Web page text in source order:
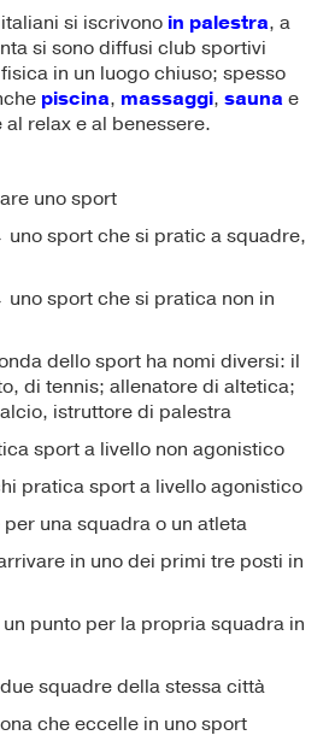
si iscrivono in palestra, a
si sono diffusi club sportivi
in un luogo chiuso; spesso
piscina, massaggi, saunae
relax e al benessere.
uno sport
uno sport che si pratic a squadre,
uno sport che si pratica non in
dello sport ha nomi diversi: il
di tennis; allenatore di altetica;
istruttore di palestra
sport a livello non agonistico
pratica sport a livello agonistico
una squadra o un atleta
in uno dei primi tre posti in
punto per la propria squadra in
squadre della stessa città
che eccelle in uno sport